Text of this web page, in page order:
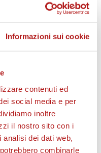
Informazioni sui cookie
contenuti ed
social media e per
inoltre
il nostro sito con i
dei dati web,
combinarle
0
Pavan,
Rizza; Rabbi (78′
Amatucci, Crialese,
Castelli.
(C), Gallea (68′